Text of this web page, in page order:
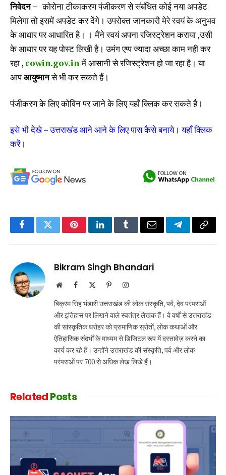
निवेदन –कोरोना टीकाकरण पंजीकरण से संबंधित कोई नया अपडेट
मिलेगा तो इसमें अपडेट कर देंगे। उपरोक्त जानकारी मेरे स्वयं के अनुभव
के आधार पर आधारित है। । मैंने स्वयं अपना रजिस्ट्रेशन कराया ,उसी
के आधार पर यह पोस्ट लिखी है। उमंग एप्प ज्यादा अच्छा काम नही कर
रहा , cowin.gov.inमें आसानी से रजिस्ट्रेशन हो जा रहा है। या
आपआयुष्मानसे भी कर सकते हैं।
पंजीकरण के लिए कोविन पर जाने के लिए यहाँ क्लिक कर सकते है।
इसे भी देखे – उत्तराखंड आने आने के लिए पास कैसे बनाये। यहाँ क्लिक
करें।
FacebookTwitterPinterestLinkedInTumblrEmail TelegramCopy
Bikram Singh Bhandari
WebsiteFacebook PinterestInstagram
बिक्रम सिंह भंडारी उत्तराखंड की लोक संस्कृति, पर्व, देव परंपराओं
और इतिहास पर लिखने वाले स्वतंत्र लेखक हैं। वे वर्षों से उत्तराखंड
की सांस्कृतिक धरोहर को प्रामाणिक स्रोतों, लोक कथाओं और
ऐतिहासिक संदर्भों के माध्यम से डिजिटल रूप में दस्तावेज़ करने का
कार्य कर रहे हैं। उन्होंने उत्तराखंड की संस्कृति, पर्व और लोक
परंपराओं पर 700 से अधिक लेख लिखे हैं।
RelatedPosts